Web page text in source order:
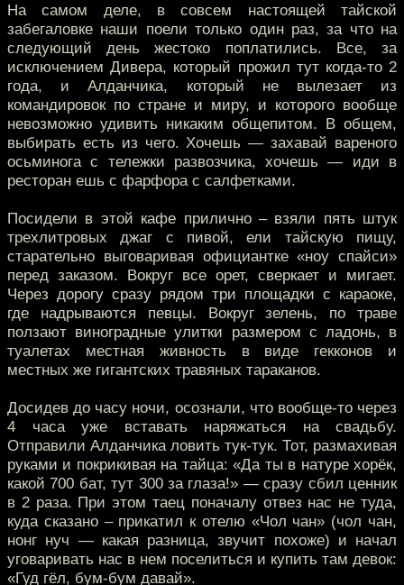
На самом деле, в совсем настоящей тайской
забегаловке наши поели только один раз, за что на
следующий день жестоко поплатились. Все, за
исключением Дивера, который прожил тут когда-то 2
года, и Алданчика, который не вылезает из
командировок по стране и миру, и которого вообще
невозможно удивить никаким общепитом. В общем,
выбирать есть из чего. Хочешь — захавай вареного
осьминога с тележки развозчика, хочешь — иди в
ресторан ешь с фарфора с салфетками.
Посидели в этой кафе прилично – взяли пять штук
трехлитровых джаг с пивой, ели тайскую пищу,
старательно выговаривая официантке «ноу спайси»
перед заказом. Вокруг все орет, сверкает и мигает.
Через дорогу сразу рядом три площадки с караоке,
где надрываются певцы. Вокруг зелень, по траве
ползают виноградные улитки размером с ладонь, в
туалетах местная живность в виде гекконов и
местных же гигантских травяных тараканов.
Досидев до часу ночи, осознали, что вообще-то через
4 часа уже вставать наряжаться на свадьбу.
Отправили Алданчика ловить тук-тук. Тот, размахивая
руками и покрикивая на тайца: «Да ты в натуре хорёк,
какой 700 бат, тут 300 за глаза!» — сразу сбил ценник
в 2 раза. При этом таец поначалу отвез нас не туда,
куда сказано – прикатил к отелю «Чол чан» (чол чан,
нонг нуч — какая разница, звучит похоже) и начал
уговаривать нас в нем поселиться и купить там девок:
«Гуд гёл, бум-бум давай».